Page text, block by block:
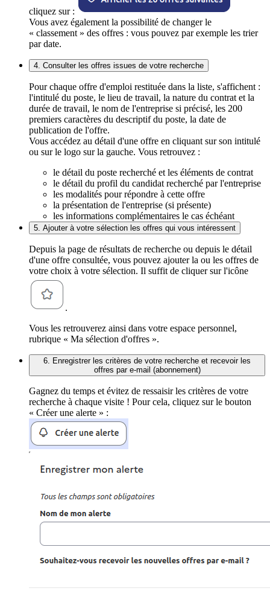
cliquez sur :
Vous avez également la possibilité de changer le
« classement » des offres : vous pouvez par exemple les trier
par date.
4. Consulter les offres issues de votre recherche
Pour chaque offre d'emploi restituée dans la liste, s'affichent :
l'intitulé du poste, le lieu de travail, la nature du contrat et la
durée de travail, le nom de l'entreprise si précisé, les 200
premiers caractères du descriptif du poste, la date de
publication de l'offre.
Vous accédez au détail d'une offre en cliquant sur son intitulé
ou sur le logo sur la gauche. Vous retrouvez :
le détail du poste recherché et les éléments de contrat
le détail du profil du candidat recherché par l'entreprise
les modalités pour répondre à cette offre
la présentation de l'entreprise (si présente)
les informations complémentaires le cas échéant
5. Ajouter à votre sélection les offres qui vous intéressent
Depuis la page de résultats de recherche ou depuis le détail
d'une offre consultée, vous pouvez ajouter la ou les offres de
votre choix à votre sélection. Il suffit de cliquer sur l'icône
.
Vous les retrouverez ainsi dans votre espace personnel,
rubrique « Ma sélection d'offres ».
6. Enregistrer les critères de votre recherche et recevoir les
offres par e-mail (abonnement)
Gagnez du temps et évitez de ressaisir les critères de votre
recherche à chaque visite ! Pour cela, cliquez sur le bouton
« Créer une alerte » :